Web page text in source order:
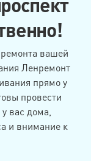
вашей
Ленремонт
прямо у
провести
вас дома,
и внимание к